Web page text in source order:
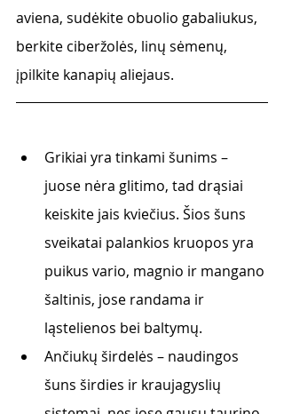
aviena, sudėkite obuolio gabaliukus,
berkite ciberžolės, linų sėmenų,
įpilkite kanapių aliejaus.
Grikiai yra tinkami šunims –
juose nėra glitimo, tad drąsiai
keiskite jais kviečius. Šios šuns
sveikatai palankios kruopos yra
puikus vario, magnio ir mangano
šaltinis, jose randama ir
ląstelienos bei baltymų.
Ančiukų širdelės – naudingos
šuns širdies ir kraujagyslių